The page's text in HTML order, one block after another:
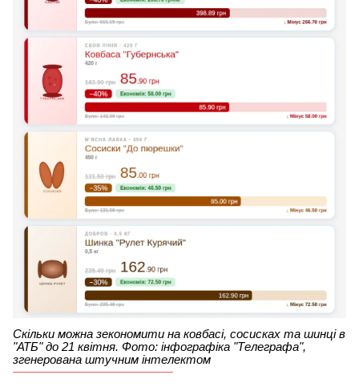
Скільки можна зекономити на ковбасі, сосисках та шинці в
"АТБ" до 21 квітня. Фото: інфографіка "Телеграфа",
згенерована штучним інтелектом